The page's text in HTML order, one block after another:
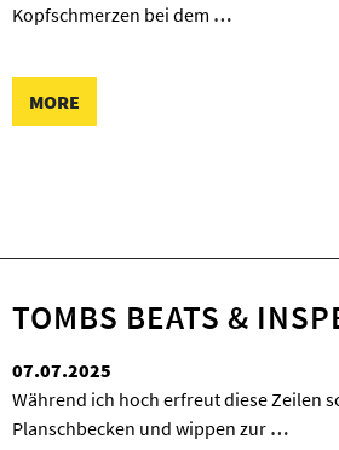
Kopfschmerzen bei dem …
MORE
TOMBS BEATS &
07.07.2025
Während ich hoch erfreut diese Zeilen
Planschbecken und wippen zur …